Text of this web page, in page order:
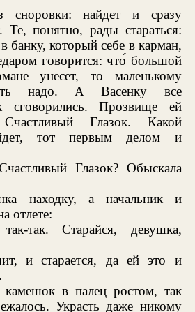
сноровки: найдет и сразу
Те, понятно, рады стараться:
банку, который себе в карман,
говорится: что́ большой
унесет, то маленькому
надо. А Васенку все
сговорились. Прозвище ей
Глазок. Какой
тот первым делом и
Глазок? Обыскала
находку, а начальник и
отлете:
так. Старайся, девушка,
и старается, да ей это и
камешок в палец ростом, так
Украсть даже никому